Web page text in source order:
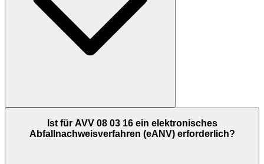
Ist für AVV 08 03 16 ein elektronisches
Abfallnachweisverfahren (eANV) erforderlich?